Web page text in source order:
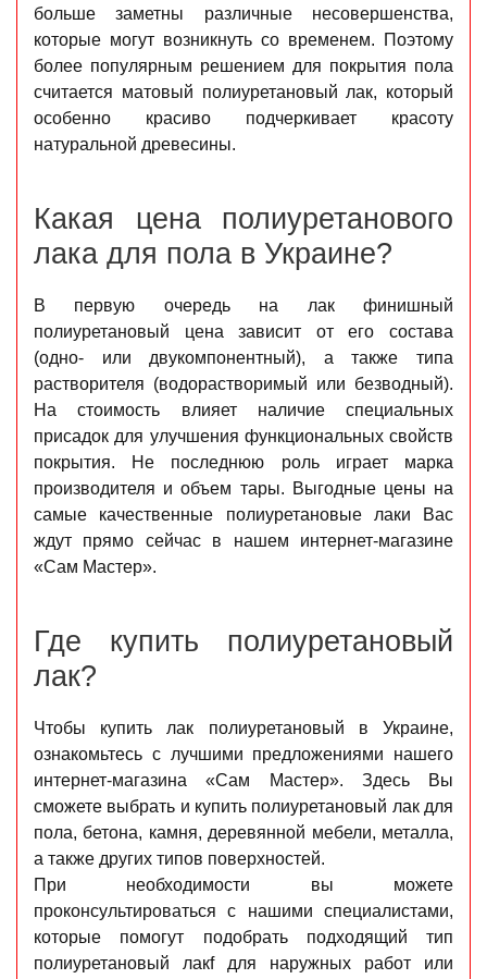
больше заметны различные несовершенства,
которые могут возникнуть со временем. Поэтому
более популярным решением для покрытия пола
считается матовый полиуретановый лак, который
особенно красиво подчеркивает красоту
натуральной древесины.
Какая цена полиуретанового
лака для пола в Украине?
В первую очередь на лак финишный
полиуретановый цена зависит от его состава
(одно- или двукомпонентный), а также типа
растворителя (водорастворимый или безводный).
На стоимость влияет наличие специальных
присадок для улучшения функциональных свойств
покрытия. Не последнюю роль играет марка
производителя и объем тары. Выгодные цены на
самые качественные полиуретановые лаки Вас
ждут прямо сейчас в нашем интернет-магазине
«Сам Мастер».
Где купить полиуретановый
лак?
Чтобы купить лак полиуретановый в Украине,
ознакомьтесь с лучшими предложениями нашего
интернет-магазина «Сам Мастер». Здесь Вы
сможете выбрать и купить полиуретановый лак для
пола, бетона, камня, деревянной мебели, металла,
а также других типов поверхностей.
При необходимости вы можете
проконсультироваться с нашими специалистами,
которые помогут подобрать подходящий тип
полиуретановый лакf для наружных работ или